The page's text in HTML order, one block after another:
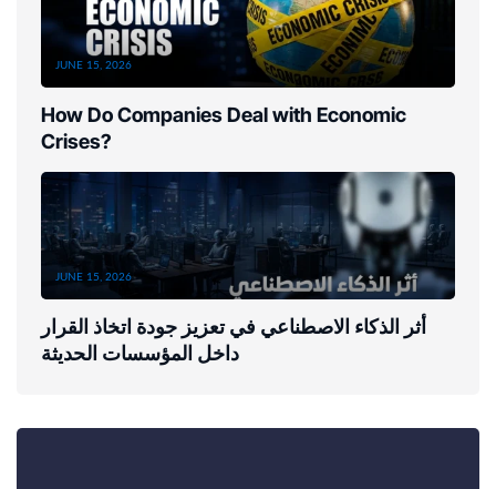
JUNE 15, 2026
How Do Companies Deal with Economic
Crises?
JUNE 15, 2026
أثر الذكاء الاصطناعي في تعزيز جودة اتخاذ القرار
داخل المؤسسات الحديثة